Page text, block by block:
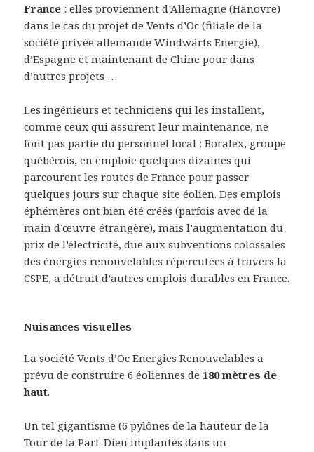
France : elles proviennent d’Allemagne (Hanovre)
dans le cas du projet de Vents d’Oc (filiale de la
société privée allemande Windwärts Energie),
d’Espagne et maintenant de Chine pour dans
d’autres projets …
Les ingénieurs et techniciens qui les installent,
comme ceux qui assurent leur maintenance, ne
font pas partie du personnel local : Boralex, groupe
québécois, en emploie quelques dizaines qui
parcourent les routes de France pour passer
quelques jours sur chaque site éolien. Des emplois
éphémères ont bien été créés (parfois avec de la
main d’œuvre étrangère), mais l’augmentation du
prix de l’électricité, due aux subventions colossales
des énergies renouvelables répercutées à travers la
CSPE, a détruit d’autres emplois durables en France.
Nuisances visuelles
La société Vents d’Oc Energies Renouvelables a
prévu de construire 6 éoliennes de180 mètres de
haut.
Un tel gigantisme (6 pylônes de la hauteur de la
Tour de la Part-Dieu implantés dans un